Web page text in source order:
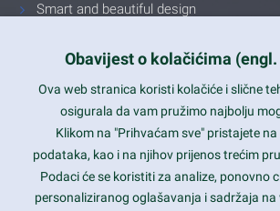
Smart and beautiful design
Latest trends and much more...
Contact Info
Obavijest o kolačićima
Ova web stranica koristi kolačiće i slične
osigurala da vam pružimo najbolju
Klikom na "Prihvaćam sve" pristajete
podataka, kao i na njihov prijenos trećim
Podaci će se koristiti za analize, ponovno
personaliziranog oglašavanja i sadržaja na